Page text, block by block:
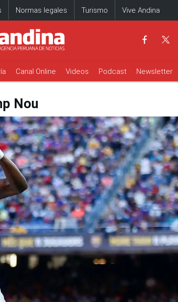
Normas legales Turismo Vive Andina
Canal Online Videos Podcast Newsletter
Nou